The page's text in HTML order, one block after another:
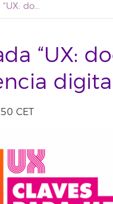
Celebrada la jornada “UX: doce claves para mejorar la experiencia digital”
“UX:
CET